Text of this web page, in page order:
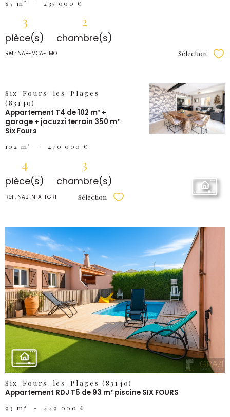
87 m² - 235 000 €
3
pièce(s)
2
chambre(s)
Réf : NAB-MCA-LMO Sélection
VOIR LE
BIEN
Six-Fours-les-Plages
(83140)
Appartement T4 de 102 m² +
garage + jacuzzi terrain 350 m²
Six Fours
102 m² - 470 000 €
4
pièce(s)
3
chambre(s)
Réf : NAB-NFA-FGR1 Sélection Sélectionner
VOIR LE
BIEN
Six-Fours-les-Plages (83140)
Appartement RDJ T5 de 93 m² piscine SIX FOURS
93 m² - 449 000 €